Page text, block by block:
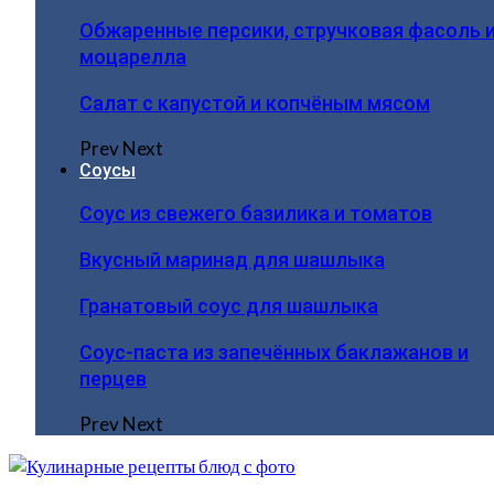
Обжаренные персики, стручковая фасоль
моцарелла
Салат с капустой и копчёным мясом
PrevNext
Соусы
Соус из свежего базилика и томатов
Вкусный маринад для шашлыка
Гранатовый соус для шашлыка
Соус-паста из запечённых баклажанов и
перцев
PrevNext